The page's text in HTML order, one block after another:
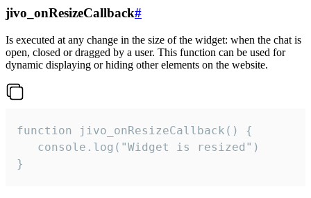
jivo_onResizeCallback#
Is executed at any change in the size of the widget: when the chat is
open, closed or dragged by a user. This function can be used for
dynamic displaying or hiding other elements on the website.
function jivo_onResizeCallback() {
   console.log("Widget is resized")
}